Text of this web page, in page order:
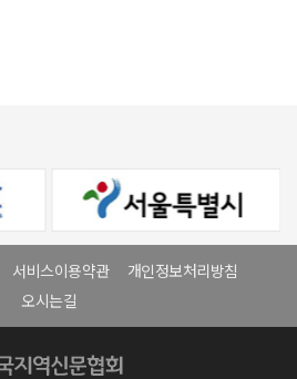
서비스이용약관
개인정보처리방침
오시는길